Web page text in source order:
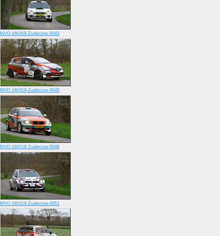
MVO-160319-Zuiderzee-0043
MVO-160319-Zuiderzee-0045
MVO-160319-Zuiderzee-0048
MVO-160319-Zuiderzee-0051